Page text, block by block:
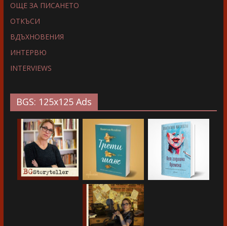
ОЩЕ ЗА ПИСАНЕТО
ОТКЪСИ
ВДЪХНОВЕНИЯ
ИНТЕРВЮ
INTERVIEWS
BGS: 125x125 Ads